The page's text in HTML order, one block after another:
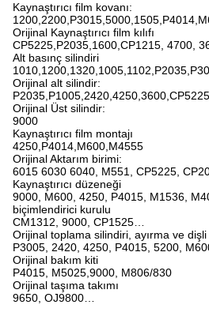
Kaynaştırıcı film kovanı:
Orijinal Kaynaştırıcı film kılıfı
CP5225,P2035,1600,CP1215, 4700,
Alt basınç silindiri
Orijinal alt silindir:
Orijinal Üst silindir:
9000
Kaynaştırıcı film montajı
4250,P4014,M600,M4555
Orijinal Aktarım birimi:
6015 6030 6040, M551, CP5225,
Kaynaştırıcı düzeneği
9000, M600, 4250, P4015, M1536,
biçimlendirici kurulu
CM1312, 9000, CP1525…
Orijinal toplama silindiri, ayırma ve dişli
P3005, 2420, 4250, P4015, 5200,
Orijinal bakım kiti
P4015, M5025,9000, M806/830
Orijinal taşıma takımı
9650, OJ9800…